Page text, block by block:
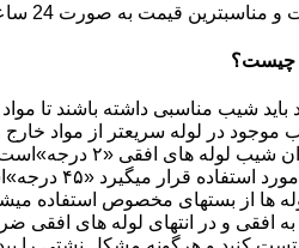
قیمت به صورت 24 ساعته توسط متخصصین
چیست؟
شیب مناسبی داشته باشند تا
موجود در لوله سریعتر از مواد
لوله های افقی «۲ درجه»است.
قرار میگیرد «۴۵ درجه»است.
ها از بستهای مخصوص استفاده
به افقی و در انتهای لوله های